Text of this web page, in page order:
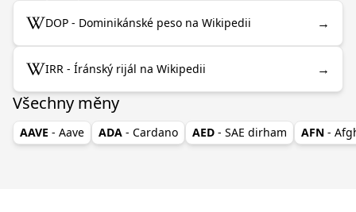
DOP - Dominikánské peso na Wikipedii →
IRR - Íránský rijál na Wikipedii →
Všechny měny
AAVE - Aave ADA - Cardano AED - SAE dirham AFN -